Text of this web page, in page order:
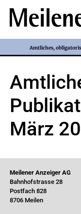
Amtliches,
März
Meilener Anzeiger AG
Bahnhofstrasse 28
Postfach 828
8706 Meilen